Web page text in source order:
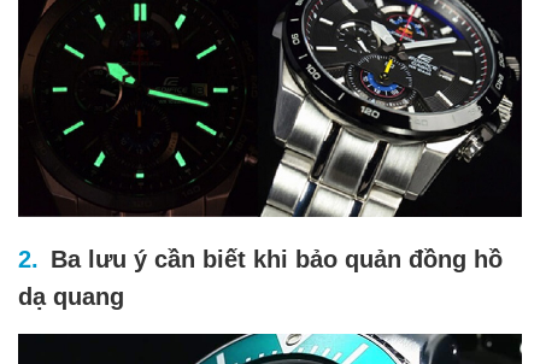
Ba lưu ý cần biết khi bảo quản đồng hồ
dạ quang